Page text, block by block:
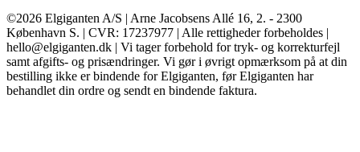
©2026 Elgiganten A/S | Arne Jacobsens Allé 16, 2. - 2300
København S. | CVR: 17237977 | Alle rettigheder forbeholdes |
hello@elgiganten.dk | Vi tager forbehold for tryk- og korrekturfejl
samt afgifts- og prisændringer. Vi gør i øvrigt opmærksom på at din
bestilling ikke er bindende for Elgiganten, før Elgiganten har
behandlet din ordre og sendt en bindende faktura.